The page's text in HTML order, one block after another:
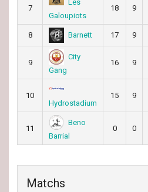
7
Les
Galoupiots
18 9
8 Barnett 17 9
9
City
Gang
16 9
10
Hydrostadium
15 9
11
Beno
Barrial
0 0
Matchs